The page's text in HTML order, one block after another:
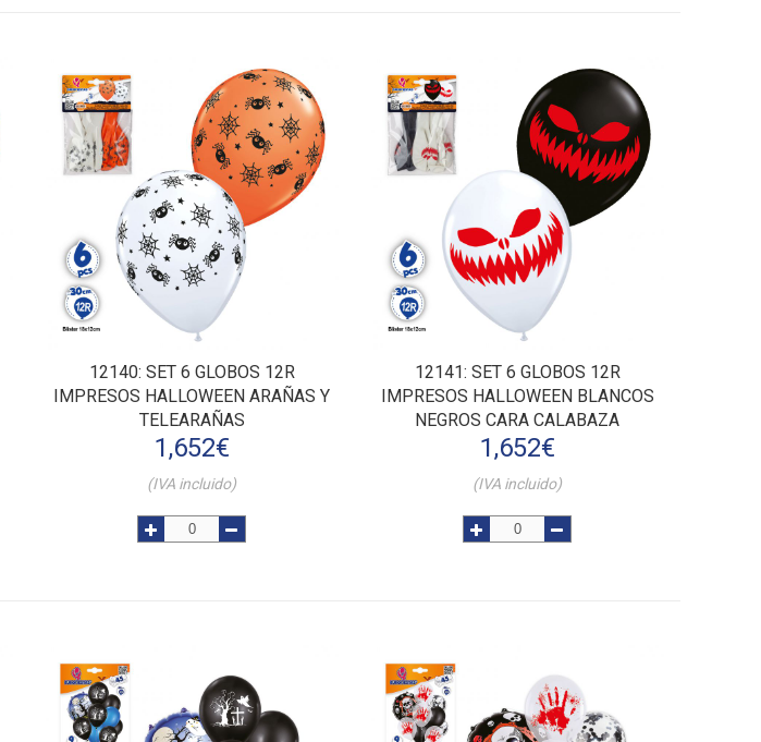
12140: SET 6 GLOBOS 12R
IMPRESOS HALLOWEEN ARAÑAS Y
TELEARAÑAS
1,652€
(IVA incluido)
12141: SET 6 GLOBOS 12R
IMPRESOS HALLOWEEN BLANCOS
NEGROS CARA CALABAZA
1,652€
(IVA incluido)